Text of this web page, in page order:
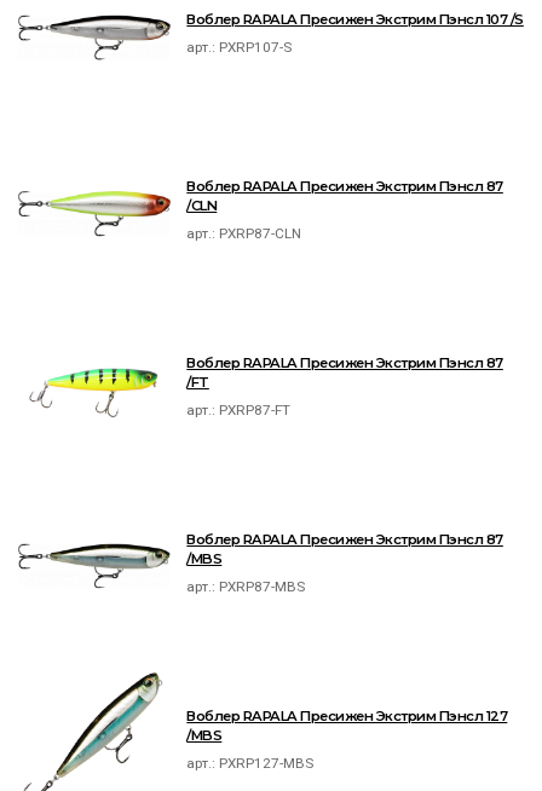
Воблер RAPALA Пресижен Экстрим Пэнсл 107 /S
арт.: PXRP107-S
Воблер RAPALA Пресижен Экстрим Пэнсл 87
/CLN
арт.: PXRP87-CLN
Воблер RAPALA Пресижен Экстрим Пэнсл 87
/FT
арт.: PXRP87-FT
Воблер RAPALA Пресижен Экстрим Пэнсл 87
/MBS
арт.: PXRP87-MBS
Воблер RAPALA Пресижен Экстрим Пэнсл 127
/MBS
арт.: PXRP127-MBS